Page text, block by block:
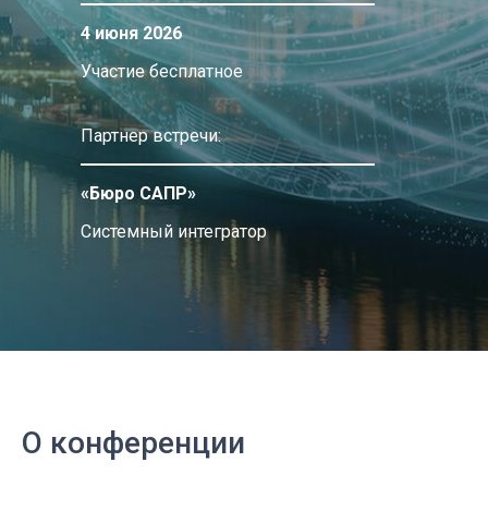
«Бюро САПР»
Системный интегратор
Партнер встречи:
4 июня 2026
Участие бесплатное
О конференции